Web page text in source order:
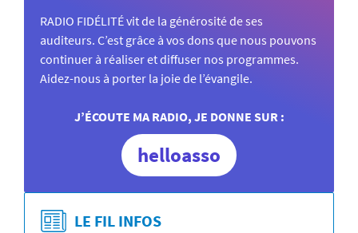
RADIO FIDÉLITÉ vit de la générosité de ses
auditeurs. C’est grâce à vos dons que nous pouvons
continuer à réaliser et diffuser nos programmes.
Aidez-nous à porter la joie de l’évangile.
J’ÉCOUTE MA RADIO, JE DONNE SUR :
helloasso
LE FIL INFOS